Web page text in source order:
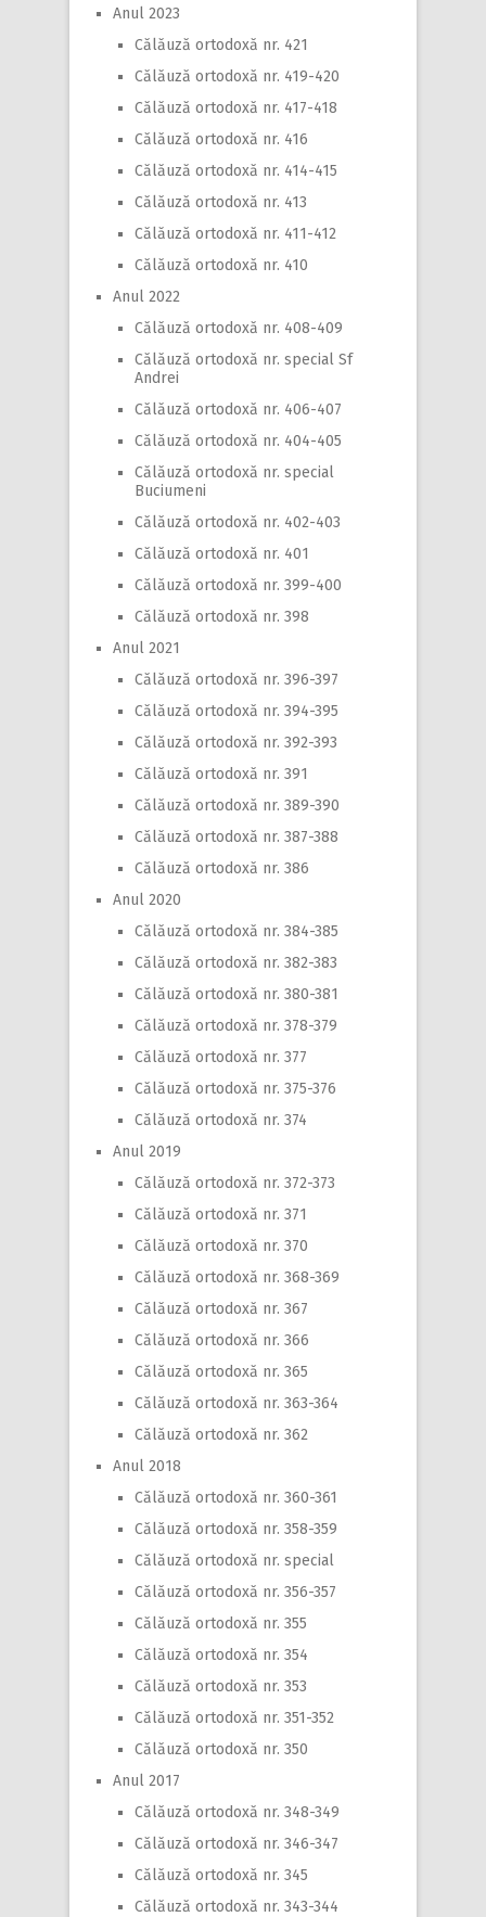
Anul 2023
Călăuză ortodoxă nr. 421
Călăuză ortodoxă nr. 419-420
Călăuză ortodoxă nr. 417-418
Călăuză ortodoxă nr. 416
Călăuză ortodoxă nr. 414-415
Călăuză ortodoxă nr. 413
Călăuză ortodoxă nr. 411-412
Călăuză ortodoxă nr. 410
Anul 2022
Călăuză ortodoxă nr. 408-409
Călăuză ortodoxă nr. special Sf
Andrei
Călăuză ortodoxă nr. 406-407
Călăuză ortodoxă nr. 404-405
Călăuză ortodoxă nr. special
Buciumeni
Călăuză ortodoxă nr. 402-403
Călăuză ortodoxă nr. 401
Călăuză ortodoxă nr. 399-400
Călăuză ortodoxă nr. 398
Anul 2021
Călăuză ortodoxă nr. 396-397
Călăuză ortodoxă nr. 394-395
Călăuză ortodoxă nr. 392-393
Călăuză ortodoxă nr. 391
Călăuză ortodoxă nr. 389-390
Călăuză ortodoxă nr. 387-388
Călăuză ortodoxă nr. 386
Anul 2020
Călăuză ortodoxă nr. 384-385
Călăuză ortodoxă nr. 382-383
Călăuză ortodoxă nr. 380-381
Călăuză ortodoxă nr. 378-379
Călăuză ortodoxă nr. 377
Călăuză ortodoxă nr. 375-376
Călăuză ortodoxă nr. 374
Anul 2019
Călăuză ortodoxă nr. 372-373
Călăuză ortodoxă nr. 371
Călăuză ortodoxă nr. 370
Călăuză ortodoxă nr. 368-369
Călăuză ortodoxă nr. 367
Călăuză ortodoxă nr. 366
Călăuză ortodoxă nr. 365
Călăuză ortodoxă nr. 363-364
Călăuză ortodoxă nr. 362
Anul 2018
Călăuză ortodoxă nr. 360-361
Călăuză ortodoxă nr. 358-359
Călăuză ortodoxă nr. special
Călăuză ortodoxă nr. 356-357
Călăuză ortodoxă nr. 355
Călăuză ortodoxă nr. 354
Călăuză ortodoxă nr. 353
Călăuză ortodoxă nr. 351-352
Călăuză ortodoxă nr. 350
Anul 2017
Călăuză ortodoxă nr. 348-349
Călăuză ortodoxă nr. 346-347
Călăuză ortodoxă nr. 345
Călăuză ortodoxă nr. 343-344